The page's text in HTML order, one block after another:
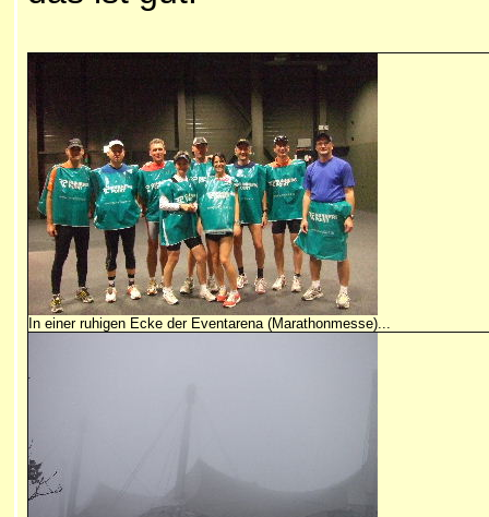
In einer ruhigen Ecke der Eventarena (Marathonmesse)...